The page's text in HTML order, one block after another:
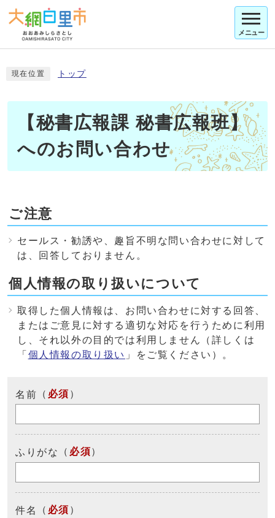
メニュー
現在位置 トップ
【秘書広報課 秘書広報班】
へのお問い合わせ
ご注意
セールス・勧誘や、趣旨不明な問い合わせに対して
は、回答しておりません。
個人情報の取り扱いについて
取得した個人情報は、お問い合わせに対する回答、
またはご意見に対する適切な対応を行うために利用
し、それ以外の目的では利用しません（詳しくは
「 個人情報の取り扱い 」をご覧ください）。
名前 （ 必須 ）
ふりがな （ 必須）
件名 （ 必須 ）